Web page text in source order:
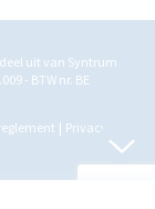
uit van Syntrum
- BTW nr. BE
Privacy